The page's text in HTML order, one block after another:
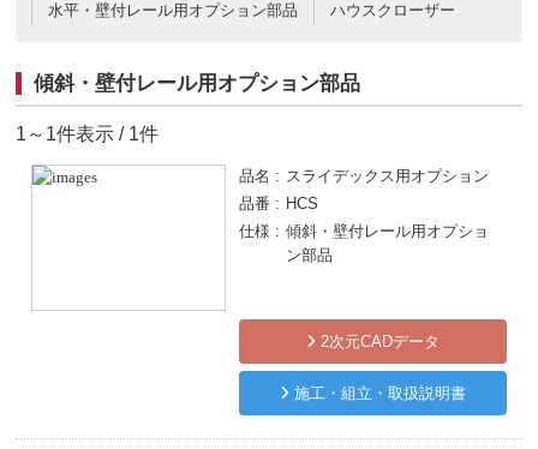
水平・壁付レール用オプション部品
ハウスクローザー
傾斜・壁付レール用オプション部品
1～1件表示 / 1件
品名
スライデックス用オプション
品番
HCS
仕様
傾斜・壁付レール用オプショ
ン部品
2次元CADデータ
施工・組立・取扱説明書